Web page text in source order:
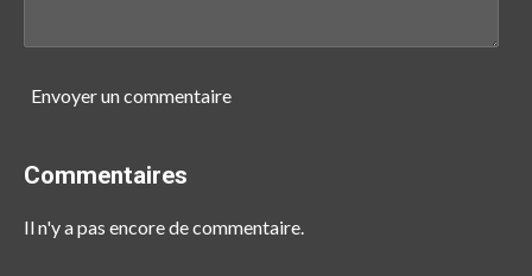
Envoyer un commentaire
Commentaires
Il n'y a pas encore de commentaire.